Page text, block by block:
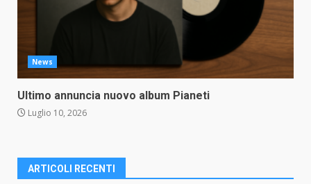
News
Ultimo annuncia nuovo album Pianeti
Luglio 10, 2026
ARTICOLI RECENTI